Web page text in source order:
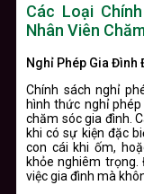
Các Loại
Nhân Viên
Nghỉ Phép Gia Đình
Chính sách nghỉ
hình thức nghỉ
chăm sóc gia đình.
khi có sự kiện đặc
con cái khi ốm,
khỏe nghiêm trọng.
việc gia đình mà